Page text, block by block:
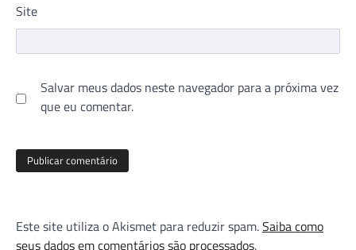
Site
Salvar meus dados neste navegador para a próxima vez
que eu comentar.
Este site utiliza o Akismet para reduzir spam.Saiba como
seus dados em comentários são processados.